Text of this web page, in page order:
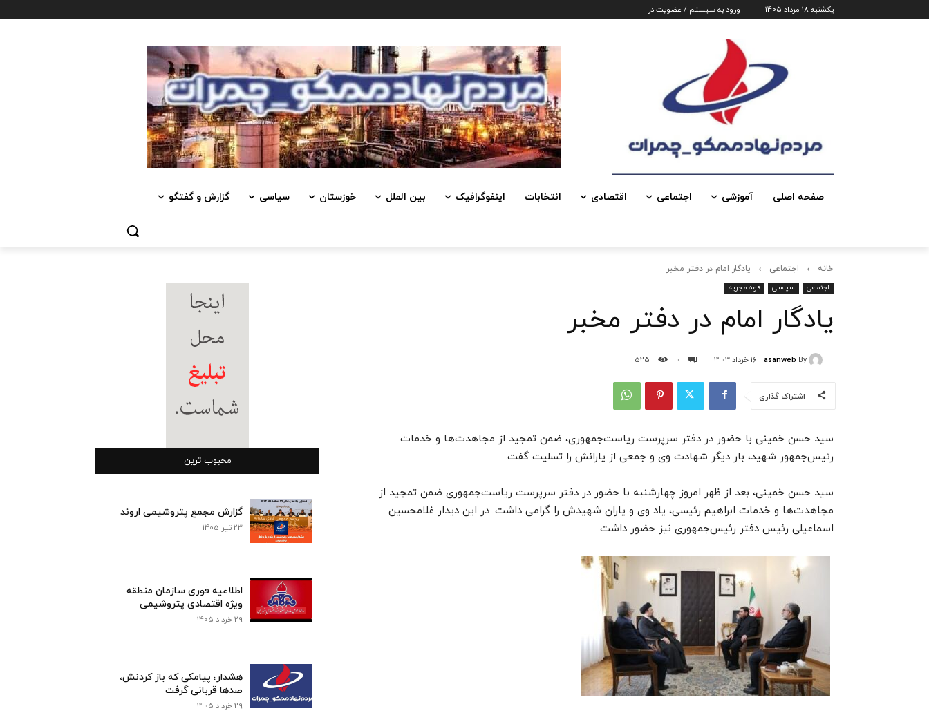
یکشنبه 18 مرداد 1405 ورود به سیستم / عضویت در
صفحه اصلی آموزشی اجتماعی اقتصادی انتخابات اینفوگرافیک بین الملل خوزستان سیاسی گزارش و گفتگو
خانه اجتماعی یادگار امام در دفتر مخبر
اجتماعی سیاسی قوه مجریه
یادگار امام در دفتر مخبر
By
asanweb 16 خرداد 1403 0
525
اشتراک گذاری
سید حسن خمینی با حضور در دفتر سرپرست ریاست‌جمهوری، ضمن تمجید از مجاهدت‌ها و خدمات
رئیس‌جمهور شهید، بار دیگر شهادت وی و جمعی از یارانش را تسلیت گفت.
سید حسن خمینی، بعد از ظهر امروز چهارشنبه با حضور در دفتر سرپرست ریاست‌جمهوری ضمن تمجید از
مجاهدت‌ها و خدمات ابراهیم رئیسی، یاد وی و یاران شهیدش را گرامی داشت. در این دیدار غلامحسین
اسماعیلی رئیس دفتر رئیس‌جمهوری نیز حضور داشت.
محبوب ترین
گزارش مجمع پتروشیمی اروند
23 تیر 1405
اطلاعیه فوری سازمان منطقه
ویژه اقتصادی پتروشیمی
29 خرداد 1405
هشدار؛ پیامکی که باز کردنش،
صدها قربانی گرفت
29 خرداد 1405